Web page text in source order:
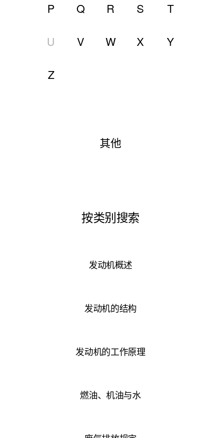
P Q R S T
U V W X Y
Z
其他
按类别搜索
发动机概述
发动机的结构
发动机的工作原理
燃油、机油与水